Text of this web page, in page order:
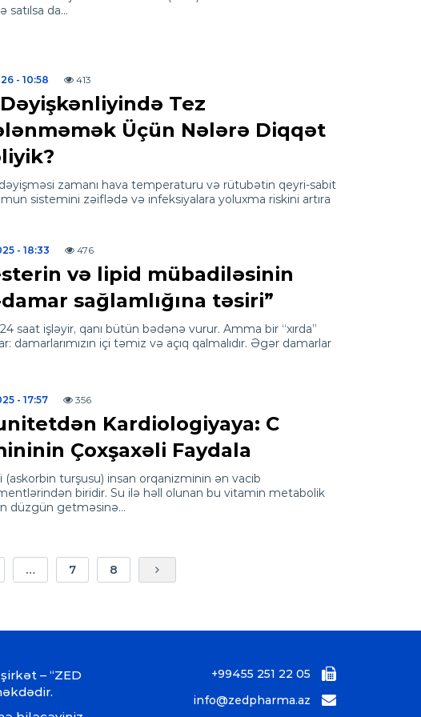
satılsa da…
- 10:58 413
Tez
Üçün Nələrə Diqqət
zamanı hava temperaturu və rütubətin qeyri-sabit
sistemini zəiflədə və infeksiyalara yoluxma riskini artıra
- 18:33 476
və lipid mübadiləsinin
sağlamlığına təsiri”
saat işləyir, qanı bütün bədənə vurur. Amma bir “xırda”
damarlarımızın içi təmiz və açıq qalmalıdır. Əgər damarlar
- 17:57 356
Kardiologiyaya: C
Çoxşaxəli Faydala
(askorbin turşusu) insan orqanizminin ən vacib
biridir. Su ilə həll olunan bu vitamin metabolik
düzgün getməsinə…
… 7 8
– “ZED
+99455 251 22 05
info@zedpharma.az